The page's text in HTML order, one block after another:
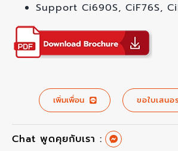
Support Ci690S, CiF76S,
เพิ่มเพื่อน ขอใบเสนอ
Chat พูดคุยกับเรา :